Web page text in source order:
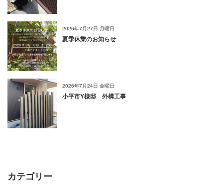
2026年7月27日 月曜日
夏季休業のお知らせ
2026年7月24日 金曜日
小平市Y様邸 外構工事
カテゴリー